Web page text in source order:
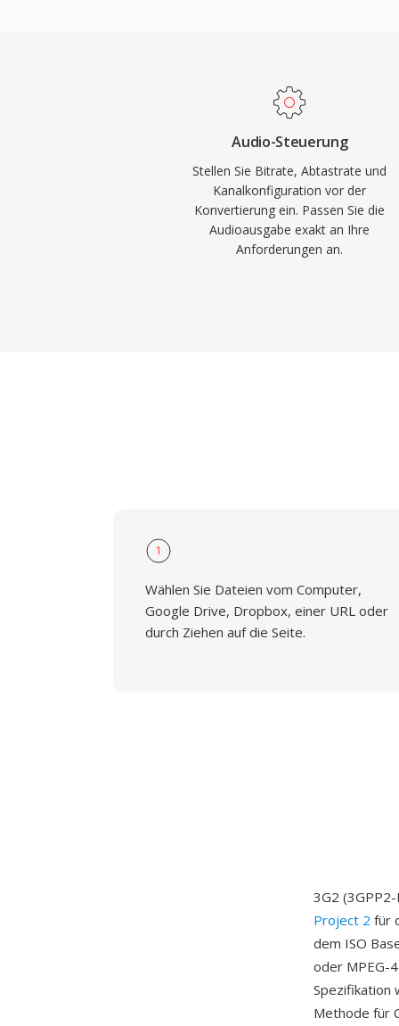
Codec aus genau diesem Grund. Das
Qualitätsverluste bei niedrigen Bitraten
Konkurrenten, weshalb es in
Speicher knapp ist und Tausende
konkurrieren. VLC, Firefox, Chrome und
Vorbis-Dekodierung.
Audio-Steuerung
Stellen Sie Bitrate, Abtastrate und
Kanalkonfiguration vor der
Konvertierung ein. Passen Sie die
Audioausgabe exakt an Ihre
Anforderungen an.
1
Wählen Sie Dateien vom Computer,
Google Drive, Dropbox, einer URL oder
durch Ziehen auf die Seite.
3G2
Project 2 für
dem ISO
oder MPEG-
Spezifikation
Methode für